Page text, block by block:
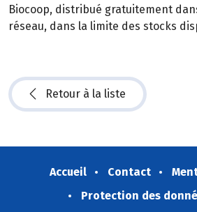
Biocoop, distribué gratuitement
réseau, dans la limite des stocks
Retour à la liste
Accueil Contact
Protection des